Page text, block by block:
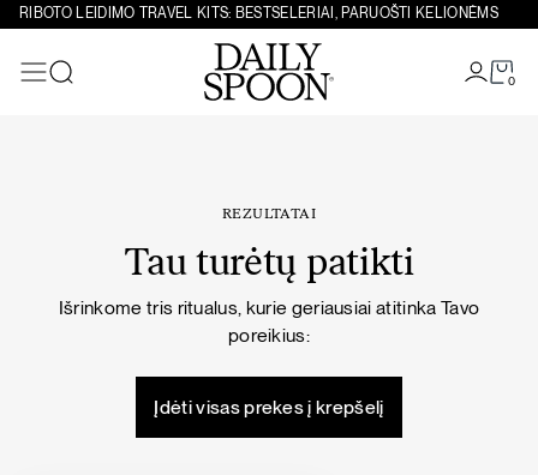
Eiti prie turinio
RIBOTO LEIDIMO TRAVEL KITS: BESTSELERIAI, PARUOŠTI KELIONĖMS
0
REZULTATAI
Tau turėtų patikti
Išrinkome tris ritualus, kurie geriausiai atitinka Tavo
poreikius:
Įdėti visas prekes į krepšelį